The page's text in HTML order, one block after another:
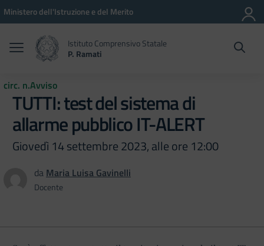
Vai ai contenuti
Vai al menu di navigazione
Vai al footer
Ministero dell'Istruzione e del Merito
Istituto Comprensivo Statale
P. Ramati
circ. n.Avviso
TUTTI: test del sistema di
allarme pubblico IT-ALERT
Giovedì 14 settembre 2023, alle ore 12:00
da Maria Luisa Gavinelli
Docente